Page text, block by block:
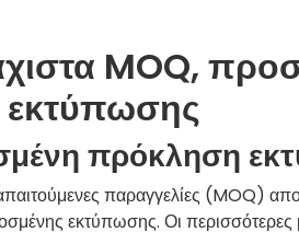
MOQ,
πρόκληση
παραγγελίες (MOQ)
εκτύπωσης. Οι περισσότερες